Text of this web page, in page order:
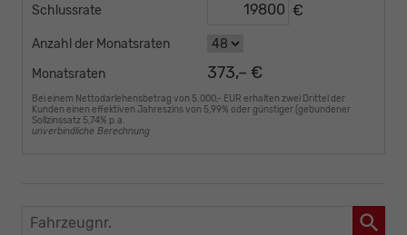
Schlussrate €
Anzahl der Monatsraten
Monatsraten
373,– €
Bei einem Nettodarlehensbetrag von 5.000,- EUR erhalten zwei Drittel der
Kunden einen effektiven Jahreszins von 5,99% oder günstiger (gebundener
Sollzinssatz 5,74% p.a.
unverbindliche Berechnung
Fahrzeugnr.